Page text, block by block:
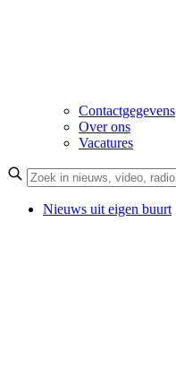
Contactgegevens
Over ons
Vacatures
Nieuws uit eigen buurt